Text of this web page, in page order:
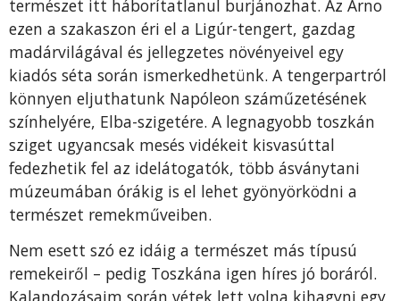
természet itt háborítatlanul burjánozhat. Az Arno
ezen a szakaszon éri el a Ligúr-tengert, gazdag
madárvilágával és jellegzetes növényeivel egy
kiadós séta során ismerkedhetünk. A tengerpartról
könnyen eljuthatunk Napóleon száműzetésének
színhelyére, Elba-szigetére. A legnagyobb toszkán
sziget ugyancsak mesés vidékeit kisvasúttal
fedezhetik fel az idelátogatók, több ásványtani
múzeumában órákig is el lehet gyönyörködni a
természet remekműveiben.
Nem esett szó ez idáig a természet más típusú
remekeiről – pedig Toszkána igen híres jó boráról.